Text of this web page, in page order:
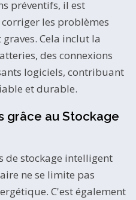
préventifs, il est
les problèmes
Cela inclut la
des connexions
logiciels, contribuant
et durable.
grâce au Stockage
de stockage intelligent
ne se limite pas
C'est également